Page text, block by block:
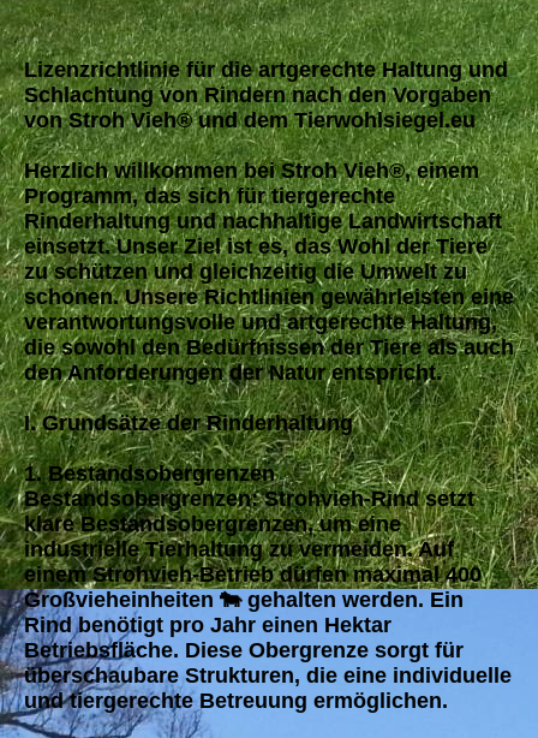
Lizenzrichtlinie für die artgerechte Haltung und
Schlachtung von Rindern nach den Vorgaben
von Stroh Vieh® und dem Tierwohlsiegel.eu
Herzlich willkommen bei Stroh Vieh®, einem
Programm, das sich für tiergerechte
Rinderhaltung und nachhaltige Landwirtschaft
einsetzt. Unser Ziel ist es, das Wohl der Tiere
zu schützen und gleichzeitig die Umwelt zu
schonen. Unsere Richtlinien gewährleisten eine
verantwortungsvolle und artgerechte Haltung,
die sowohl den Bedürfnissen der Tiere als auch
den Anforderungen der Natur entspricht.
I. Grundsätze der Rinderhaltung
1. Bestandsobergrenzen
Bestandsobergrenzen: Strohvieh-Rind setzt
klare Bestandsobergrenzen, um eine
industrielle Tierhaltung zu vermeiden. Auf
einem Strohvieh-Betrieb dürfen maximal 400
Großvieheinheiten 🐄 gehalten werden. Ein
Rind benötigt pro Jahr einen Hektar
Betriebsfläche. Diese Obergrenze sorgt für
überschaubare Strukturen, die eine individuelle
und tiergerechte Betreuung ermöglichen.